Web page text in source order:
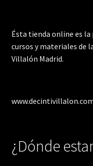
Ésta tienda online es
cursos y materiales de
Villalón Madrid.
¿Dónde